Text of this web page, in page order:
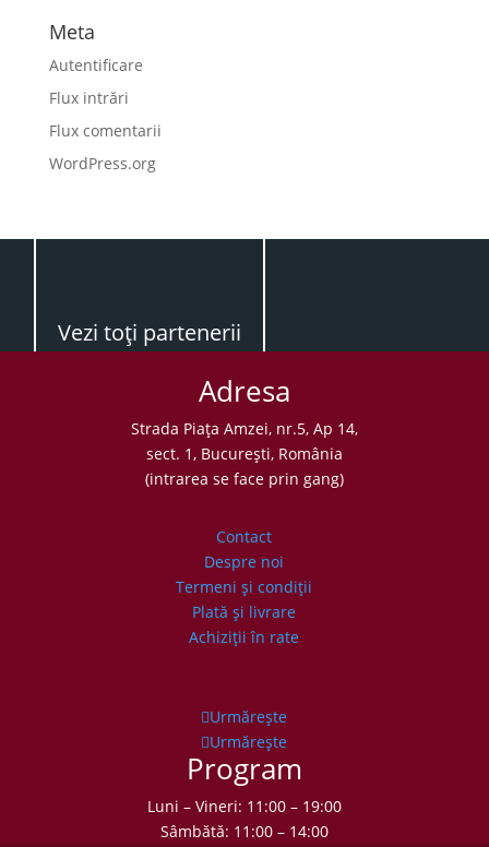
Meta
Autentificare
Flux intrări
Flux comentarii
WordPress.org
Vezi toţi partenerii
Adresa
Strada Piaţa Amzei, nr.5, Ap 14,
sect. 1, Bucureşti, România
(intrarea se face prin gang)
Contact
Despre noi
Termeni şi condiţii
Plată şi livrare
Achiziţii în rate
Urmărește
Urmărește
Program
Luni – Vineri: 11:00 – 19:00
Sâmbătă: 11:00 – 14:00